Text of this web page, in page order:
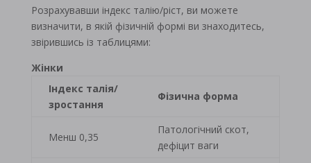
Розрахувавши індекс талію/ріст, ви можете
визначити, в якій фізичній формі ви знаходитесь,
звірившись із таблицями:
Жінки
Індекс талія/
зростання
Фізична форма
Менш 0,35
Патологічний скот,
дефіцит ваги